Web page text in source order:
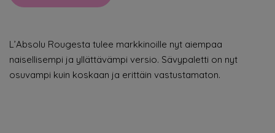
L’Absolu Rougesta tulee markkinoille nyt aiempaa
naisellisempi ja yllättävämpi versio. Sävypaletti on nyt
osuvampi kuin koskaan ja erittäin vastustamaton.